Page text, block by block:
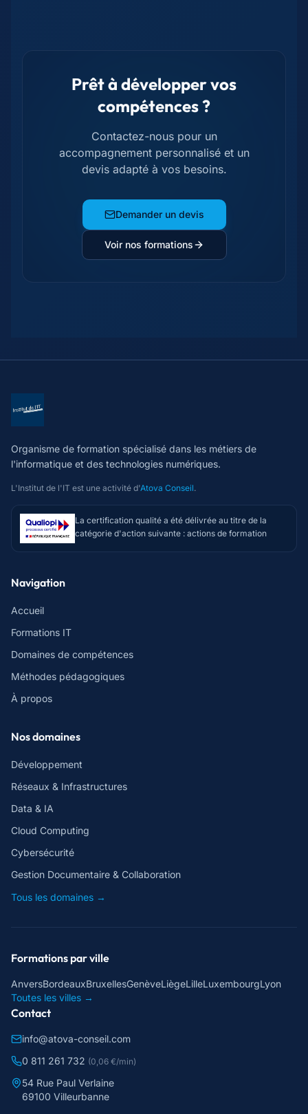
Prêt à développer vos
compétences ?
Contactez-nous pour un
accompagnement personnalisé et un
devis adapté à vos besoins.
Demander un devis
Voir nos formations
Organisme de formation spécialisé dans les métiers de
l'informatique et des technologies numériques.
L'Institut de l'IT est une activité d'Atova Conseil.
La certification qualité a été délivrée au titre de la
catégorie d'action suivante : actions de formation
Navigation
Accueil
Formations IT
Domaines de compétences
Méthodes pédagogiques
À propos
Nos domaines
Développement
Réseaux & Infrastructures
Data & IA
Cloud Computing
Cybersécurité
Gestion Documentaire & Collaboration
Tous les domaines →
Formations par ville
AnversBordeauxBruxellesGenèveLiègeLilleLuxembourgLyon
Toutes les villes →
Contact
info@atova-conseil.com
0 811 261 732 (0,06 €/min)
54 Rue Paul Verlaine
69100 Villeurbanne